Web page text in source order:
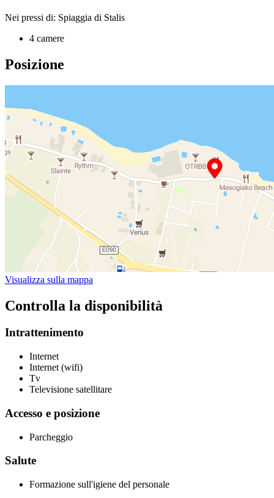
Nei pressi di: Spiaggia di Stalis
4 camere
Posizione
Visualizza sulla mappa
Controlla la disponibilità
Intrattenimento
Internet
Internet (wifi)
Tv
Televisione satellitare
Accesso e posizione
Parcheggio
Salute
Formazione sull'igiene del personale